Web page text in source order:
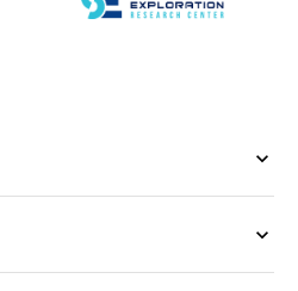
keyboard_arrow_down
keyboard_arrow_down